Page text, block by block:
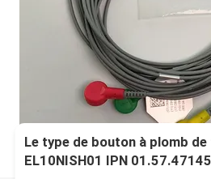
Le type de bouton à plomb de
EL10NISH01 IPN